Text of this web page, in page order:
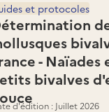
- Naïades
bivalves
et protocoles
d'édition : Juillet 2026